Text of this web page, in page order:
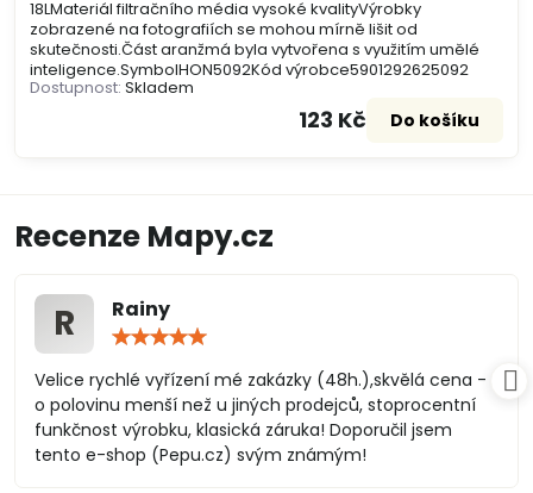
18LMateriál filtračního média vysoké kvalityVýrobky
zobrazené na fotografiích se mohou mírně lišit od
skutečnosti.Část aranžmá byla vytvořena s využitím umělé
inteligence.SymbolHON5092Kód výrobce5901292625092
Dostupnost: Skladem
123 Kč Do košíku
Recenze Mapy.cz
R Rainy
/
5
Velice rychlé vyřízení mé zakázky (48h.),skvělá cena -
o polovinu menší než u jiných prodejců, stoprocentní
funkčnost výrobku, klasická záruka! Doporučil jsem
tento e-shop (Pepu.cz) svým známým!